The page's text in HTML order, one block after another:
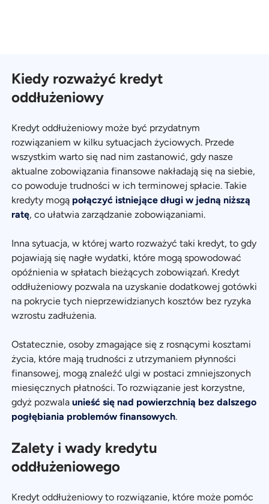
Kiedy rozważyć kredyt
oddłużeniowy
Kredyt oddłużeniowy może być przydatnym
rozwiązaniem w kilku sytuacjach życiowych. Przede
wszystkim warto się nad nim zastanowić, gdy nasze
aktualne zobowiązania finansowe nakładają się na siebie,
co powoduje trudności w ich terminowej spłacie. Takie
kredyty mogą połączyć istniejące długi w jedną niższą
ratę, co ułatwia zarządzanie zobowiązaniami.
Inna sytuacja, w której warto rozważyć taki kredyt, to gdy
pojawiają się nagłe wydatki, które mogą spowodować
opóźnienia w spłatach bieżących zobowiązań. Kredyt
oddłużeniowy pozwala na uzyskanie dodatkowej gotówki
na pokrycie tych nieprzewidzianych kosztów bez ryzyka
wzrostu zadłużenia.
Ostatecznie, osoby zmagające się z rosnącymi kosztami
życia, które mają trudności z utrzymaniem płynności
finansowej, mogą znaleźć ulgi w postaci zmniejszonych
miesięcznych płatności. To rozwiązanie jest korzystne,
gdyż pozwalaunieść się nad powierzchnią bez dalszego
pogłębiania problemów finansowych.
Zalety i wady kredytu
oddłużeniowego
Kredyt oddłużeniowy to rozwiązanie, które może pomóc